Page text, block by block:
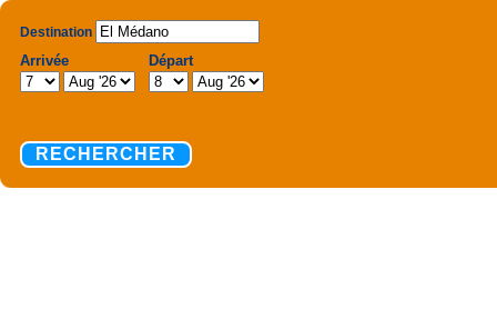
Destination
Arrivée Départ
RECHERCHER